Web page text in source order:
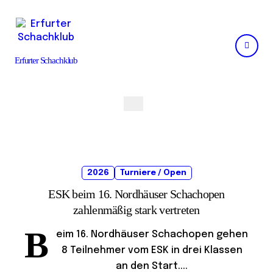
content
Erfurter Schachklub
2026 Turniere / Open
ESK beim 16. Nordhäuser Schachopen
zahlenmäßig stark vertreten
B
eim 16. Nordhäuser Schachopen gehen
8 Teilnehmer vom ESK in drei Klassen
an den Start....